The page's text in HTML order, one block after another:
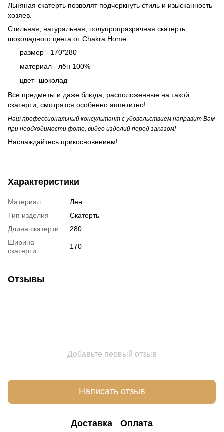
Льняная скатерть позволят подчеркнуть стиль и изысканность
хозяев.
Стильная, натуральная, полупропразрачная скатерть
шоколадного цвета от Chakra Home
размер - 170*280
материал - лён 100%
цвет- шоколад
Все предметы и даже блюда, расположенные на такой
скатерти, смотрятся особенно аппетитно!
Наш профессиональный консультант с удовольствием направит Вам
при необходимости фото, видео изделий перед заказом!
Наслаждайтесь прикосновением!
Характеристики
Материал
Лен
Тип изделия
Скатерть
Длина скатерти
280
Ширина
скатерти
170
Отзывы
Добавьте первый отзыв
Написать отзыв
Доставка Оплата